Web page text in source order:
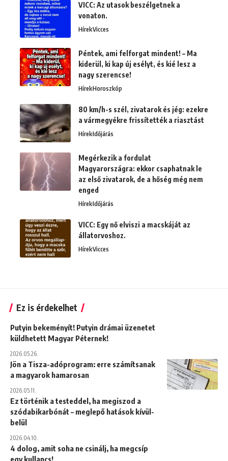
VICC: Az utasok beszélgetnek a
vonaton.
HírekVicces
Péntek, ami felforgat mindent! – Ma
kiderül, ki kap új esélyt, és kié lesz a
nagy szerencse!
HírekHoroszkóp
80 km/h-s szél, zivatarok és jég: ezekre
a vármegyékre frissítették a riasztást
HírekIdőjárás
Megérkezik a fordulat
Magyarországra: ekkor csaphatnak le
az első zivatarok, de a hőség még nem
enged
HírekIdőjárás
VICC: Egy nő elviszi a macskáját az
állatorvoshoz.
HírekVicces
Ez is érdekelhet
Putyin bekeményít! Putyin drámai üzenetet
küldhetett Magyar Péternek!
2026.05.26.
Jön a Tisza-adóprogram: erre számítsanak
a magyarok hamarosan
2026.05.11.
Ez történik a testeddel, ha megiszod a
szódabikarbónát – meglepő hatások kívül-
belül
2026.04.10.
4 dolog, amit soha ne csinálj, ha megcsíp
egy kullancs!